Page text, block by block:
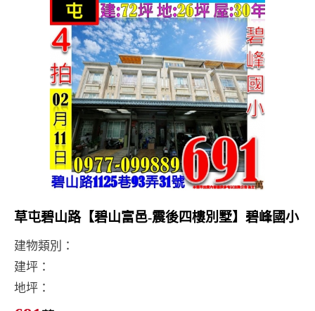
草屯碧山路【碧山富邑-震後四樓別墅】碧峰國小
建物類別：
建坪：
地坪：